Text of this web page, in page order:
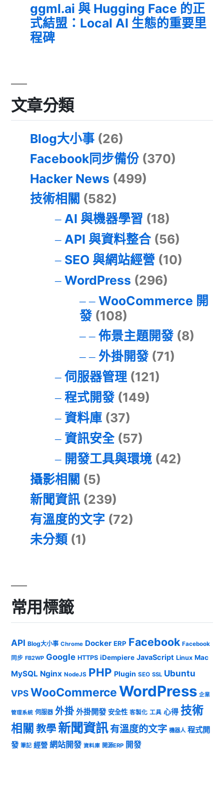
ggml.ai 與 Hugging Face 的正
式結盟：Local AI 生態的重要里
程碑
文章分類
Blog大小事 (26)
Facebook同步備份 (370)
Hacker News (499)
技術相關 (582)
AI 與機器學習 (18)
API 與資料整合(56)
SEO 與網站經營 (10)
WordPress (296)
WooCommerce 開
發(108)
佈景主題開發(8)
外掛開發(71)
伺服器管理(121)
程式開發(149)
資料庫(37)
資訊安全(57)
開發工具與環境(42)
攝影相關 (5)
新聞資訊 (239)
有溫度的文字 (72)
未分類 (1)
常用標籤
API Blog大小事 Chrome Docker ERP Facebook Facebook
同步 FB2WP Google HTTPS iDempiere JavaScript Linux Mac
MySQL Nginx NodeJS PHP Plugin SEO SSL Ubuntu
VPSWooCommerceWordPress 企業
管理系統 伺服器 外掛 外掛開發 安全性 客製化 工具 心得 技術
相關 教學 新聞資訊有溫度的文字 機器人 程式開
發 筆記 經營 網站開發 資料庫 開源ERP 開發